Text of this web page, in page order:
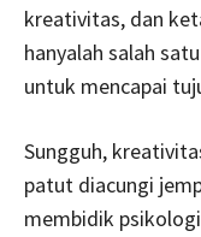
kreativitas, dan
hanyalah salah
untuk mencapai
Sungguh,
patut diacungi
membidik